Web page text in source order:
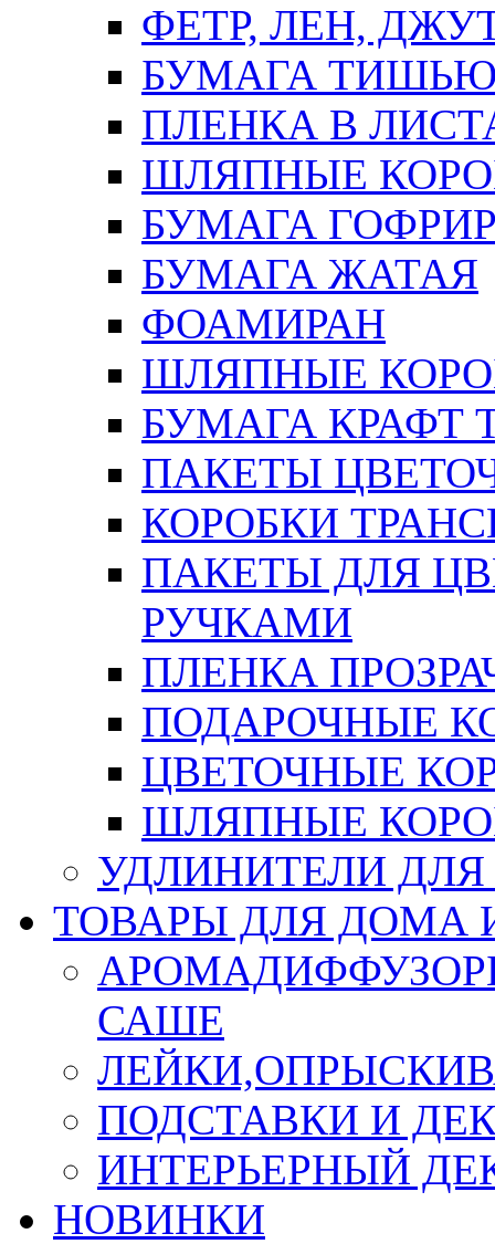
ФЕТР, ЛЕН,
БУМАГА
ПЛЕНКА В
ШЛЯПНЫЕ
БУМАГА
БУМАГА ЖАТАЯ
ФОАМИРАН
ШЛЯПНЫЕ
БУМАГА КРАФТ
ПАКЕТЫ
КОРОБКИ
ПАКЕТЫ ДЛЯ
РУЧКАМИ
ПЛЕНКА
ПОДАРОЧНЫЕ
ЦВЕТОЧНЫЕ
ШЛЯПНЫЕ
УДЛИНИТЕЛИ
ТОВАРЫ ДЛЯ ДОМА
САШЕ
ПОДСТАВКИ И
ИНТЕРЬЕРНЫЙ
НОВИНКИ